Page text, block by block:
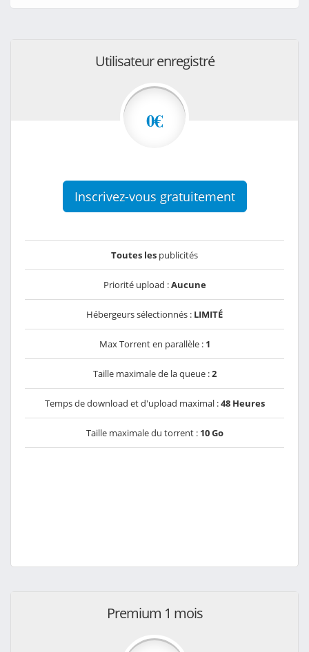
Utilisateur enregistré
0€
Inscrivez-vous gratuitement
Toutes les publicités
Priorité upload :Aucune
Hébergeurs sélectionnés : LIMITÉ
Max Torrent en parallèle : 1
Taille maximale de la queue :2
Temps de download et d'upload maximal :48 Heures
Taille maximale du torrent : 10 Go
Premium 1 mois